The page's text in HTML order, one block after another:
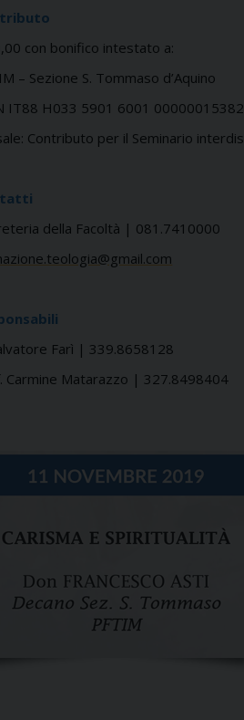
con bonifico intestato a:
– Sezione S. Tommaso d’Aquino
IT88 H033 5901 6001 00000015382
Contributo per il Seminario
della Facoltà | 081.7410000
Farì | 339.8658128
Carmine Matarazzo | 327.8498404